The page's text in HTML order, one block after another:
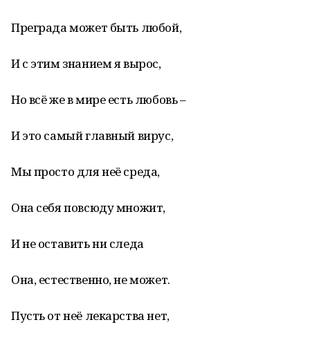
Преграда может быть любой,
И с этим знанием я вырос,
Но всё же в мире есть любовь –
И это самый главный вирус,
Мы просто для неё среда,
Она себя повсюду множит,
И не оставить ни следа
Она, естественно, не может.
Пусть от неё лекарства нет,